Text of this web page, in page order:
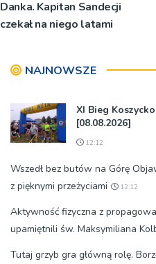
Danka. Kapitan Sandecji
czekał na niego latami
NAJNOWSZE
XI Bieg
[08.08.2026]
12:12
Wszedł bez butów na Górę
z pięknymi przeżyciami
12:12
Aktywność fizyczna z
upamiętnili św. Maksymiliana
Tutaj grzyb gra główną rolę.